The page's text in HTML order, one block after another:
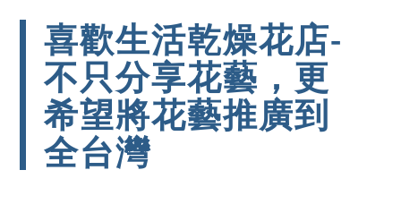
喜歡生活乾燥花店-
不只分享花藝，更
希望將花藝推廣到
全台灣